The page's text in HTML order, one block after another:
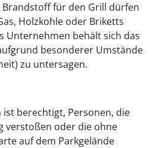
Brandstoff für den Grill dürfen
Holzkohle oder Briketts
Unternehmen behält sich das
besonderer Umstände
zu untersagen.
ist berechtigt, Personen, die
verstoßen oder die ohne
auf dem Parkgelände